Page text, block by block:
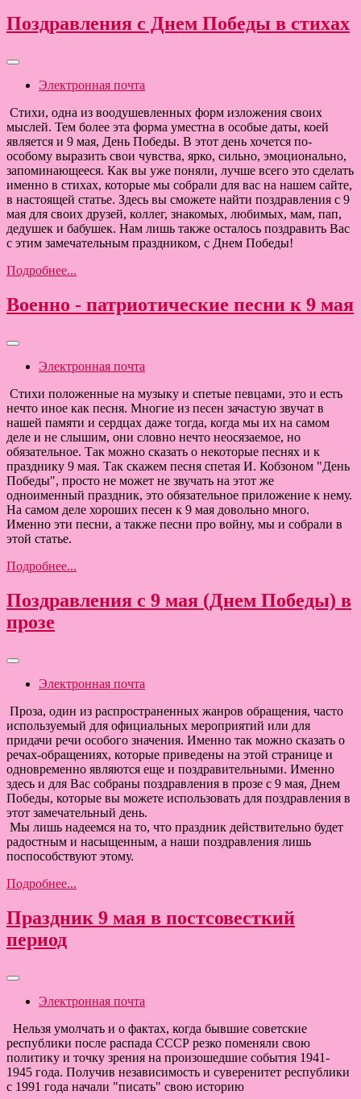
Поздравления с Днем Победы в стихах
Электронная почта
Стихи, одна из воодушевленных форм изложения своих
мыслей. Тем более эта форма уместна в особые даты, коей
является и 9 мая, День Победы. В этот день хочется по-
особому выразить свои чувства, ярко, сильно, эмоционально,
запоминающееся. Как вы уже поняли, лучше всего это сделать
именно в стихах, которые мы собрали для вас на нашем сайте,
в настоящей статье. Здесь вы сможете найти поздравления с 9
мая для своих друзей, коллег, знакомых, любимых, мам, пап,
дедушек и бабушек. Нам лишь также осталось поздравить Вас
с этим замечательным праздником, с Днем Победы!
Подробнее...
Военно - патриотические песни к 9 мая
Электронная почта
Стихи положенные на музыку и спетые певцами, это и есть
нечто иное как песня. Многие из песен зачастую звучат в
нашей памяти и сердцах даже тогда, когда мы их на самом
деле и не слышим, они словно нечто неосязаемое, но
обязательное. Так можно сказать о некоторые песнях и к
празднику 9 мая. Так скажем песня спетая И. Кобзоном "День
Победы", просто не может не звучать на этот же
одноименный праздник, это обязательное приложение к нему.
На самом деле хороших песен к 9 мая довольно много.
Именно эти песни, а также песни про войну, мы и собрали в
этой статье.
Подробнее...
Поздравления с 9 мая (Днем Победы) в
прозе
Электронная почта
Проза, один из распространенных жанров обращения, часто
используемый для официальных мероприятий или для
придачи речи особого значения. Именно так можно сказать о
речах-обращениях, которые приведены на этой странице и
одновременно являются еще и поздравительными. Именно
здесь и для Вас собраны поздравления в прозе с 9 мая, Днем
Победы, которые вы можете использовать для поздравления в
этот замечательный день.
Мы лишь надеемся на то, что праздник действительно будет
радостным и насыщенным, а наши поздравления лишь
поспособствуют этому.
Подробнее...
Праздник 9 мая в постсовесткий
период
Электронная почта
Нельзя умолчать и о фактах, когда бывшие советские
республики после распада СССР резко поменяли свою
политику и точку зрения на произошедшие события 1941-
1945 года. Получив независимость и суверенитет республики
с 1991 года начали "писать" свою историю